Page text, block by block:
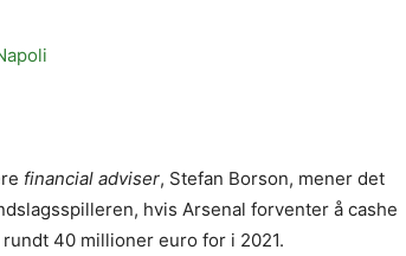
financial adviser, Stefan Borson, mener det
hvis Arsenal forventer å cashe
40 millioner euro for i 2021.